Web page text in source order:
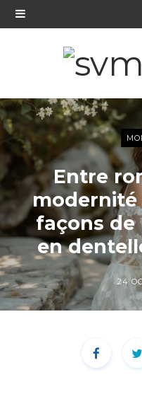
Entre
modernité
façons
en
24